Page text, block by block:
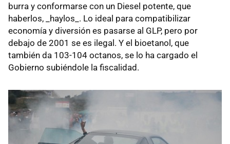
burra y conformarse con un Diesel potente, que
haberlos, _haylos_. Lo ideal para compatibilizar
economía y diversión es pasarse al GLP, pero por
debajo de 2001 se es ilegal. Y el bioetanol, que
también da 103-104 octanos, se lo ha cargado el
Gobierno subiéndole la fiscalidad.